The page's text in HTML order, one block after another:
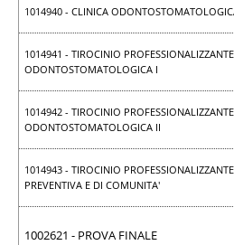
1014940 - CLINICA
1014941 - TIROCINIO
ODONTOSTOMATOLOGICA I
1014942 - TIROCINIO
ODONTOSTOMATOLOGICA II
1014943 - TIROCINIO
PREVENTIVA E DI COMUNITA'
1002621 - PROVA FINALE